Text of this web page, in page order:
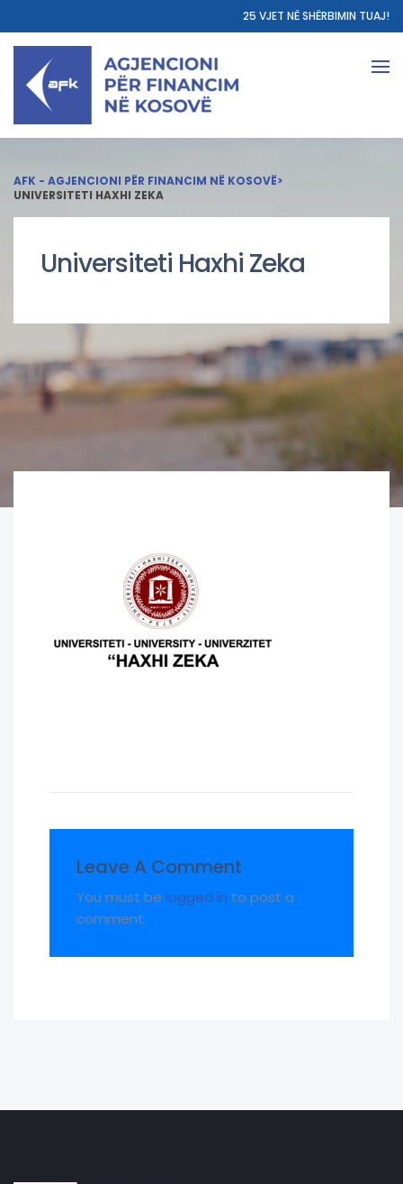
25 VJET NË SHËRBIMIN TUAJ!
AFK - AGJENCIONI PËR FINANCIM NË KOSOVË>
UNIVERSITETI HAXHI ZEKA
Universiteti Haxhi Zeka
Leave A Comment
You must be logged in to post a
comment.